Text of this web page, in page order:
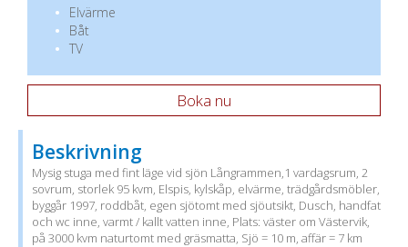
Elvärme
Båt
TV
Boka nu
Beskrivning
Mysig stuga med fint läge vid sjön Långrammen,1 vardagsrum, 2
sovrum, storlek 95 kvm, Elspis, kylskåp, elvärme, trädgårdsmöbler,
byggår 1997, roddbåt, egen sjötomt med sjöutsikt, Dusch, handfat
och wc inne, varmt / kallt vatten inne, Plats: väster om Västervik,
på 3000 kvm naturtomt med gräsmatta, Sjö = 10 m, affär = 7 km